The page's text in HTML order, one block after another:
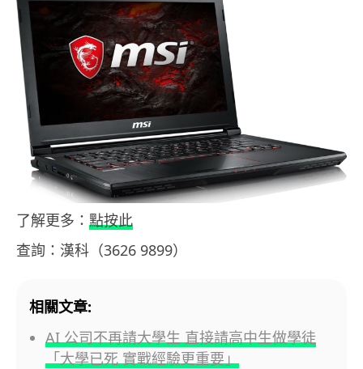
了解更多： 點按此
查詢：漢科（3626 9899）
相關文章:
AI 公司不再請大學生 直接請高中生做學徒
「大學已死 實戰經驗更重要」